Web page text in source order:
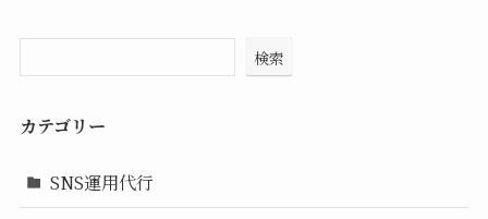
検索
カテゴリー
SNS運用代行